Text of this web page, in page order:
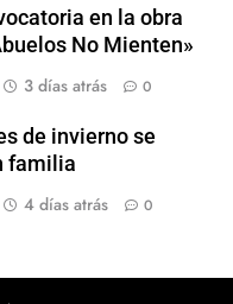
en la obra
No Mienten»
3 días atrás 0
de invierno se
familia
4 días atrás 0